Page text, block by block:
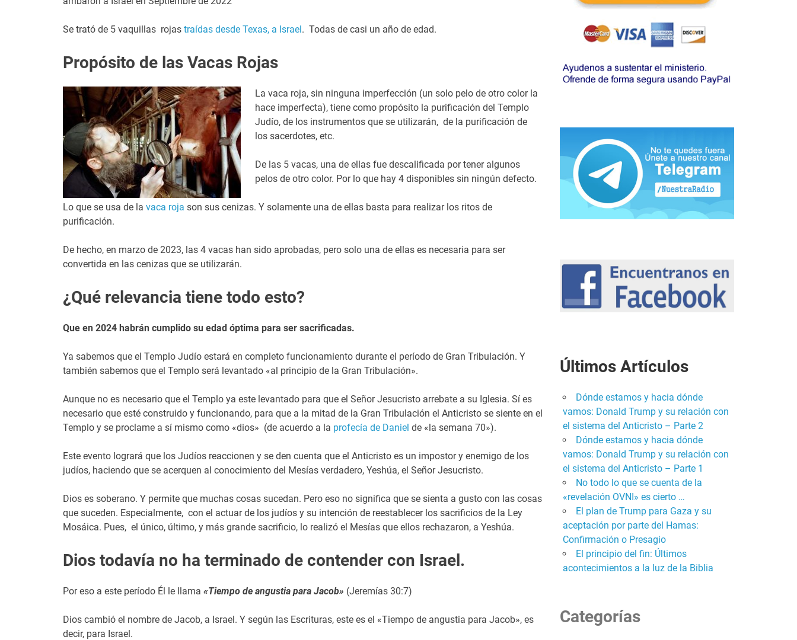
Se trató de 5 vaquillas rojas traídas desde Texas, a Israel. Todas de casi un año de edad.
Propósito de las Vacas Rojas
La vaca roja, sin ninguna imperfección (un solo pelo de otro color la
hace imperfecta), tiene como propósito la purificación del Templo
Judío, de los instrumentos que se utilizarán, de la purificación de
los sacerdotes, etc.
De las 5 vacas, una de ellas fue descalificada por tener algunos
pelos de otro color. Por lo que hay 4 disponibles sin ningún defecto.
Lo que se usa de la vaca roja son sus cenizas. Y solamente una de ellas basta para realizar los ritos de
purificación.
De hecho, en marzo de 2023, las 4 vacas han sido aprobadas, pero solo una de ellas es necesaria para ser
convertida en las cenizas que se utilizarán.
¿Qué relevancia tiene todo esto?
Que en 2024 habrán cumplido su edad óptima para ser sacrificadas.
Ya sabemos que el Templo Judío estará en completo funcionamiento durante el período de Gran Tribulación. Y
también sabemos que el Templo será levantado «al principio de la Gran Tribulación».
Aunque no es necesario que el Templo ya este levantado para que el Señor Jesucristo arrebate a su Iglesia. Sí es
necesario que esté construido y funcionando, para que a la mitad de la Gran Tribulación el Anticristo se siente en el
Templo y se proclame a sí mismo como «dios» (de acuerdo a la profecía de Daniel de «la semana 70»).
Este evento logrará que los Judíos reaccionen y se den cuenta que el Anticristo es un impostor y enemigo de los
judíos, haciendo que se acerquen al conocimiento del Mesías verdadero, Yeshúa, el Señor Jesucristo.
Dios es soberano. Y permite que muchas cosas sucedan. Pero eso no significa que se sienta a gusto con las cosas
que suceden. Especialmente, con el actuar de los judíos y su intención de reestablecer los sacrificios de la Ley
Mosáica. Pues, el único, último, y más grande sacrificio, lo realizó el Mesías que ellos rechazaron, a Yeshúa.
Dios todavía no ha terminado de contender con Israel.
Por eso a este período Él le llama «Tiempo de angustia para Jacob» (Jeremías 30:7)
Dios cambió el nombre de Jacob, a Israel. Y según las Escrituras, este es el «Tiempo de angustia para Jacob», es
decir, para Israel.
Últimos Artículos
Dónde estamos y hacia dónde
vamos: Donald Trump y su relación con
el sistema del Anticristo – Parte 2
Dónde estamos y hacia dónde
vamos: Donald Trump y su relación con
el sistema del Anticristo – Parte 1
No todo lo que se cuenta de la
«revelación OVNI» es cierto …
El plan de Trump para Gaza y su
aceptación por parte del Hamas:
Confirmación o Presagio
El principio del fin: Últimos
acontecimientos a la luz de la Biblia
Categorías